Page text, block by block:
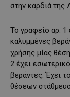
στην καρδιά της
Το γραφείο αρ. 1
καλυμμένες
χρήσης μίας
2 έχει
βεράντες. Έχει
θέσεων